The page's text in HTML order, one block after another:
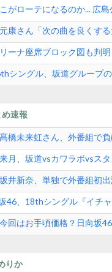
】
こがローテになるのか... 広
】
元康さん「次の曲を良くす
リーナ座席ブロック図も判
lonesome?- 】
シングル、坂道グループ
速報
髙橋未来虹さん、外番組で
来月、坂道vsカワラボvsス
坂井新奈、単独で外番組
46、18thシングル『イチ
回はお手頃価格？日向坂
りか